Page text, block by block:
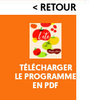
< RETOUR
TÉLÉCHARGER
LE PROGRAMME
EN PDF